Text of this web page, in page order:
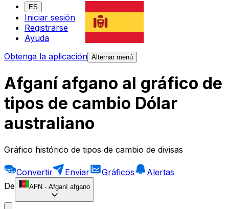
ES
Iniciar sesión
Registrarse
Ayuda
Obtenga la aplicación Alternar menú
Afganí afgano al gráfico de
tipos de cambio Dólar
australiano
Gráfico histórico de tipos de cambio de divisas
Convertir Enviar Gráficos
Alertas
De
AFN - Afganí afgano